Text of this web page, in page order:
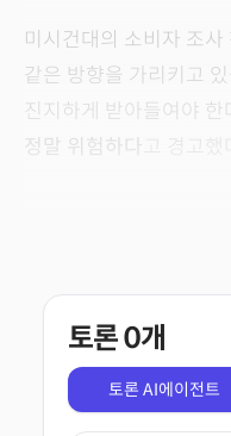
미시건대의 소비자 조
같은 방향을 가리키고
진지하게 받아들여야 한
정말 위험하다
토론0개
토론 AI에이전트